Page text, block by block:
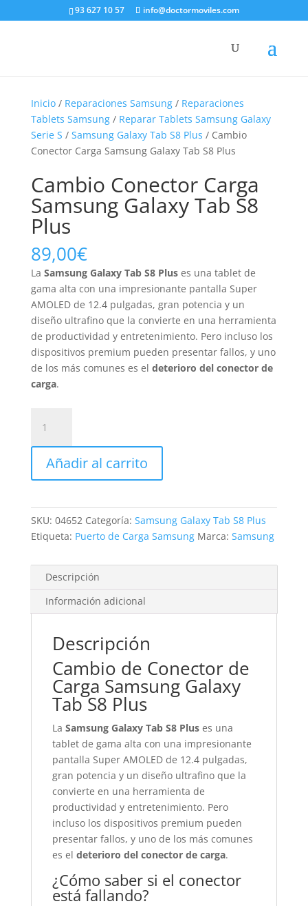
93 627 10 57 info@doctormoviles.com
Inicio/ Reparaciones Samsung/ Reparaciones
Tablets Samsung/ Reparar Tablets Samsung Galaxy
Serie S / Samsung Galaxy Tab S8 Plus / Cambio
Conector Carga Samsung Galaxy Tab S8 Plus
Cambio Conector Carga
Samsung Galaxy Tab S8
Plus
89,00€
La Samsung Galaxy Tab S8 Pluses una tablet de
gama alta con una impresionante pantalla Super
AMOLED de 12.4 pulgadas, gran potencia y un
diseño ultrafino que la convierte en una herramienta
de productividad y entretenimiento. Pero incluso los
dispositivos premium pueden presentar fallos, y uno
de los más comunes es el deterioro del conector de
carga.
Conector
Carga
Samsung
Galaxy
S8
Plus
cantidad
Añadir al carrito
SKU: 04652 Categoría: Samsung Galaxy Tab S8 Plus
Etiqueta: Puerto de Carga Samsung Marca: Samsung
Descripción
Información adicional
Descripción
Cambio de Conector de
Carga Samsung Galaxy
Tab S8 Plus
La Samsung Galaxy Tab S8 Pluses una
tablet de gama alta con una impresionante
pantalla Super AMOLED de 12.4 pulgadas,
gran potencia y un diseño ultrafino que la
convierte en una herramienta de
productividad y entretenimiento. Pero
incluso los dispositivos premium pueden
presentar fallos, y uno de los más comunes
es el deterioro del conector de carga.
¿Cómo saber si el conector
está fallando?